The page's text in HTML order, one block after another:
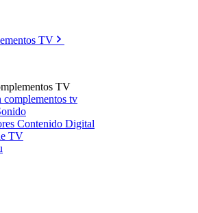
TV
TV
complementos tv
Contenido Digital
TV